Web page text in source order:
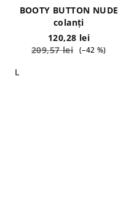
BOOTY BUTTON NUDE
colanți
120,28 lei
209,57 lei (–42 %)
L